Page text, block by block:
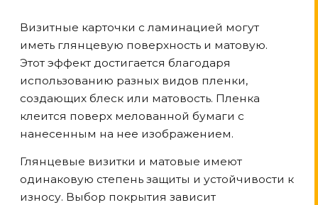
Визитные карточки с ламинацией могут
иметь глянцевую поверхность и матовую.
Этот эффект достигается благодаря
использованию разных видов пленки,
создающих блеск или матовость. Пленка
клеится поверх мелованной бумаги с
нанесенным на нее изображением.
Глянцевые визитки и матовые имеют
одинаковую степень защиты и устойчивости к
износу. Выбор покрытия зависит